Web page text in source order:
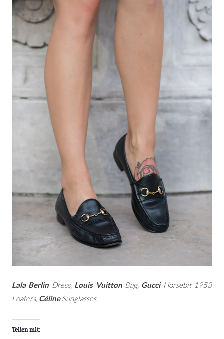
Lala Berlin Dress, Louis VuittonBag, GucciHorsebit 1953
Loafers, CélineSunglasses
Teilen mit: